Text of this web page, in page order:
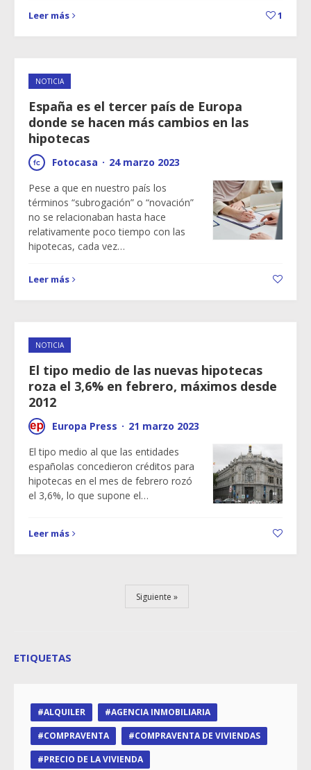
Leer más 1
NOTICIA
España es el tercer país de Europa
donde se hacen más cambios en las
hipotecas
Fotocasa · 24 marzo 2023
Pese a que en nuestro país los
términos “subrogación” o “novación”
no se relacionaban hasta hace
relativamente poco tiempo con las
hipotecas, cada vez…
Leer más
NOTICIA
El tipo medio de las nuevas hipotecas
roza el 3,6% en febrero, máximos desde
2012
Europa Press · 21 marzo 2023
El tipo medio al que las entidades
españolas concedieron créditos para
hipotecas en el mes de febrero rozó
el 3,6%, lo que supone el…
Leer más
Siguiente
ETIQUETAS
ALQUILER
AGENCIA INMOBILIARIA
COMPRAVENTA
COMPRAVENTA DE VIVIENDAS
PRECIO DE LA VIVIENDA